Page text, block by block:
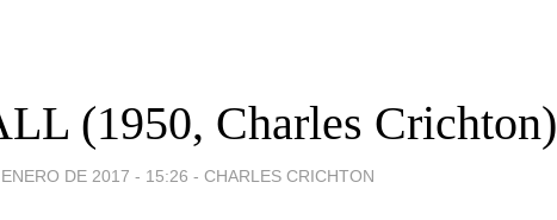
(1950, Charles Crichton)
DE 2017 - 15:26 - CHARLES CRICHTON